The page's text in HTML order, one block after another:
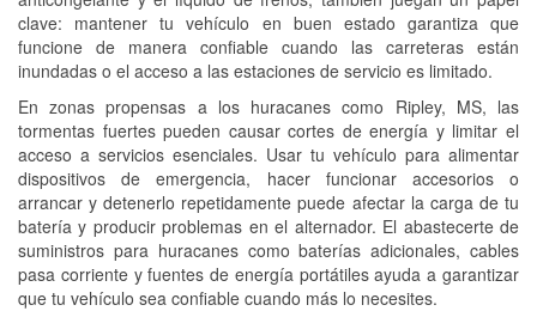
clave: mantener tu vehículo en buen estado garantiza que
funcione de manera confiable cuando las carreteras están
inundadas o el acceso a las estaciones de servicio es limitado.
En zonas propensas a los huracanes como Ripley, MS, las
tormentas fuertes pueden causar cortes de energía y limitar el
acceso a servicios esenciales. Usar tu vehículo para alimentar
dispositivos de emergencia, hacer funcionar accesorios o
arrancar y detenerlo repetidamente puede afectar la carga de tu
batería y producir problemas en el alternador. El abastecerte de
suministros para huracanes como baterías adicionales, cables
pasa corriente y fuentes de energía portátiles ayuda a garantizar
que tu vehículo sea confiable cuando más lo necesites.
Herramientas
Mezcla de pinturas
Rectificación de tambores y discos de
freno
Hurricane Supplies
Conoce más